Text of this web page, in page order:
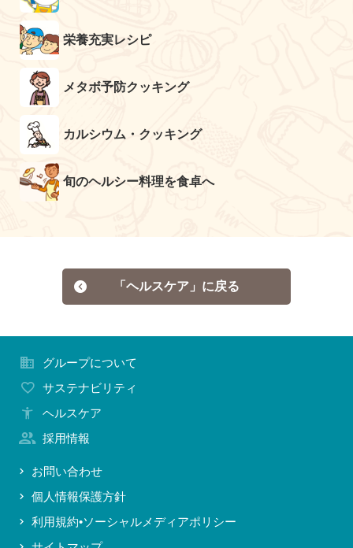
栄養充実レシピ
メタボ予防クッキング
カルシウム・クッキング
旬のヘルシー料理を食卓へ
「ヘルスケア」に戻る
グループについて
サステナビリティ
ヘルスケア
採用情報
お問い合わせ
個人情報保護方針
利用規約•ソーシャルメディアポリシー